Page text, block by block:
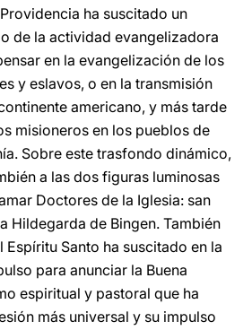
ha suscitado un
de la actividad evangelizadora
en la evangelización de los
y eslavos, o en la transmisión
americano, y más tarde
misioneros en los pueblos de
Sobre este trasfondo dinámico,
a las dos figuras luminosas
Doctores de la Iglesia: san
Hildegarda de Bingen. También
Espíritu Santo ha suscitado en la
para anunciar la Buena
espiritual y pastoral que ha
más universal y su impulso